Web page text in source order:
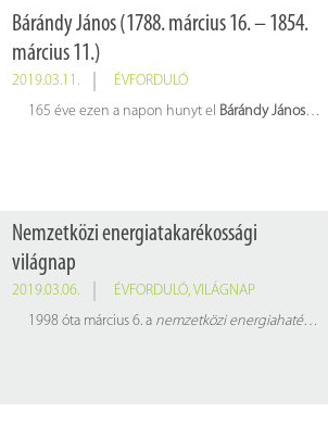
Bárándy János (1788. március 16. – 1854.
március 11.)
2019.03.11.
ÉVFORDULÓ
165 éve ezen a napon hunyt el Bárándy János
Nemzetközi energiatakarékossági
világnap
2019.03.06. ÉVFORDULÓ, VILÁGNAP
1998 óta március 6. a nemzetközi energiahatékonyság világnapja